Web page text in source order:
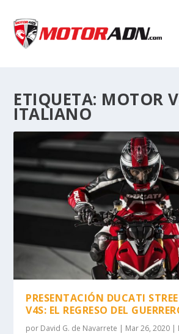
ETIQUETA: MOTOR
ITALIANO
PRESENTACIÓN DUCATI
V4S: EL REGRESO DEL
por David G. de Navarrete | Mar 26, 2020 |